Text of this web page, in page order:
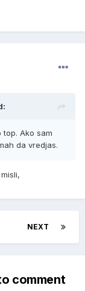
Ako sam
da vredjas.
NEXT
comment